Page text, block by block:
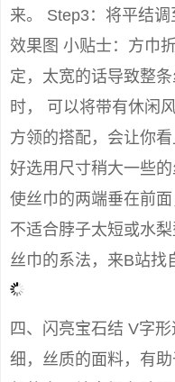
来。 Step3：将平结
效果图 小贴士：方巾
定，太宽的话导致整
时， 可以将带有休闲
方领的搭配，会让你
好选用尺寸稍大一些
使丝巾的两端垂在前
不适合脖子太短或水梨
丝巾的系法，来B站找
四、闪亮宝石结 V字
细，丝质的面料，有